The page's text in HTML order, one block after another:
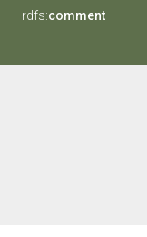
rdfs:comment